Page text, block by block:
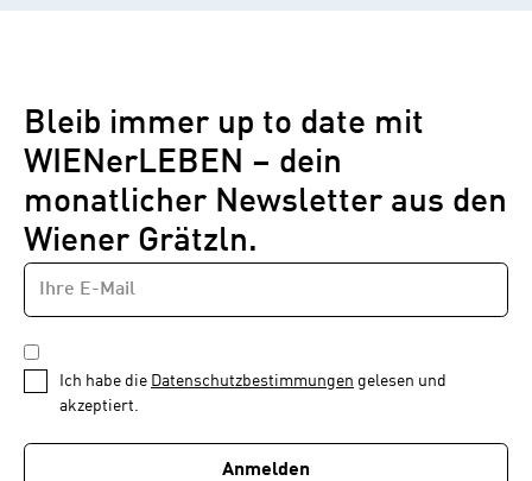
Bleib immer up to date mit
WIENerLEBEN – dein
monatlicher Newsletter aus den
Wiener Grätzln.
Newsletter
1
von
E-
MAIL-
ADRESSE
DATENSCHUTZBESTIMMUNGEN
*
Ich habe die Datenschutzbestimmungen gelesen und
akzeptiert.
Anmelden